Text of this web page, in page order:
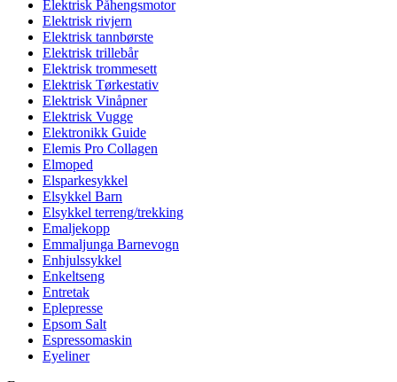
Elektrisk Påhengsmotor
Elektrisk rivjern
Elektrisk tannbørste
Elektrisk trillebår
Elektrisk trommesett
Elektrisk Tørkestativ
Elektrisk Vinåpner
Elektrisk Vugge
Elektronikk Guide
Elemis Pro Collagen
Elmoped
Elsparkesykkel
Elsykkel Barn
Elsykkel terreng/trekking
Emaljekopp
Emmaljunga Barnevogn
Enhjulssykkel
Enkeltseng
Entretak
Eplepresse
Epsom Salt
Espressomaskin
Eyeliner